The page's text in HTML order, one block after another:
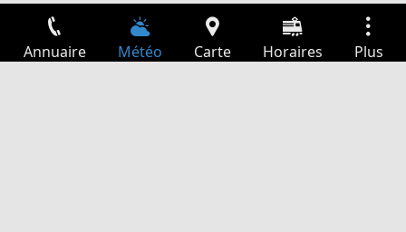
Annuaire Météo Carte Horaires Plus